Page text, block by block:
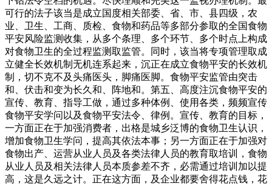
可行的法子该当是成立国度相关部委、省、市、县四级，农
业、卫生、工商、质检、食物和药品等多部分参取的全国食物
平安风险监测收集，从多个条理、多个环节、多个时点上构成
对食物卫生的全过程监测取监管。同时，该当将专项管理取成
立健全长效机制无机连系起来，沉正在成立食物平安的长效机
制，切不克不及头痛医头，脚痛医脚。食物平安监管由突击
和、伏击和变为长久和、阵地和。第五、高度注沉食物平安的
宣传、教育、指导工做，通过多种体例、使用各类，频频宣传
食物平安学问以及食物平安法令、律例。宣传、教育的目标，
一方面正在于加强消费者，出格是城乡泛博的食物卫生认识，
增加食物卫生学问，提高其依法本事；另一方面正在于加强对
食物出产、运营从业人员及各类法律人员的教育取培训，食物
从业人员及相关法律人员本质参差不齐，必需通过培训加以提
高，这是久远之计。正在这方面，及企业都要舍得花点钱，花